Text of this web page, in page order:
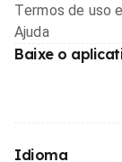
Termos de uso
Ajuda
Baixe o
Idioma